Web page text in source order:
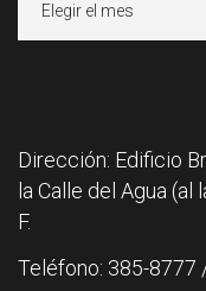
Dirección: Edificio
la Calle del Agua (al
F.
Teléfono: 385-8777